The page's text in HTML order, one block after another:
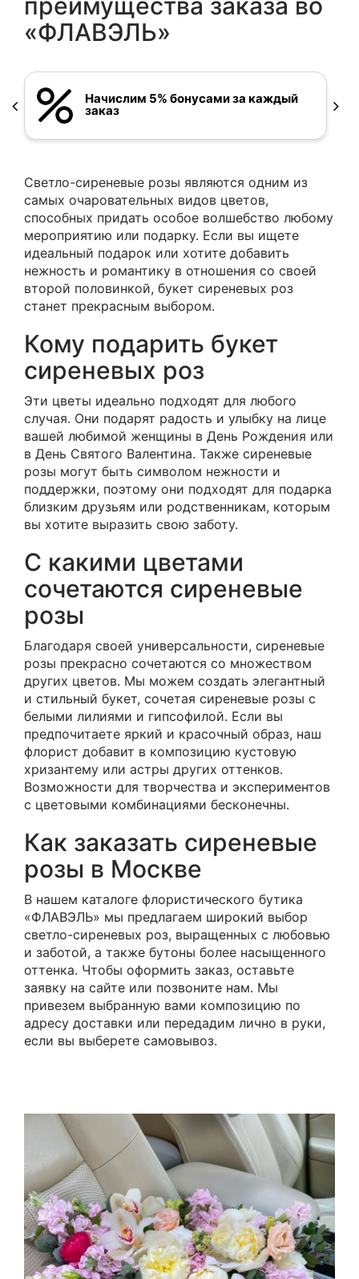
«ФЛАВЭЛЬ»
Начислим 5% бонусами за каждый
заказ
Светло-сиреневые розы являются одним из
самых очаровательных видов цветов,
способных придать особое волшебство любому
мероприятию или подарку. Если вы ищете
идеальный подарок или хотите добавить
нежность и романтику в отношения со своей
второй половинкой, букет сиреневых роз
станет прекрасным выбором.
Кому подарить букет
сиреневых роз
Эти цветы идеально подходят для любого
случая. Они подарят радость и улыбку на лице
вашей любимой женщины в День Рождения или
в День Святого Валентина. Также сиреневые
розы могут быть символом нежности и
поддержки, поэтому они подходят для подарка
близким друзьям или родственникам, которым
вы хотите выразить свою заботу.
С какими цветами
сочетаются сиреневые
розы
Благодаря своей универсальности, сиреневые
розы прекрасно сочетаются со множеством
других цветов. Мы можем создать элегантный
и стильный букет, сочетая сиреневые розы с
белыми лилиями и гипсофилой. Если вы
предпочитаете яркий и красочный образ, наш
флорист добавит в композицию кустовую
хризантему или астры других оттенков.
Возможности для творчества и экспериментов
с цветовыми комбинациями бесконечны.
Как заказать сиреневые
розы в Москве
В нашем каталоге флористического бутика
«ФЛАВЭЛЬ» мы предлагаем широкий выбор
светло-сиреневых роз, выращенных с любовью
и заботой, а также бутоны более насыщенного
оттенка. Чтобы оформить заказ, оставьте
заявку на сайте или позвоните нам. Мы
привезем выбранную вами композицию по
адресу доставки или передадим лично в руки,
если вы выберете самовывоз.